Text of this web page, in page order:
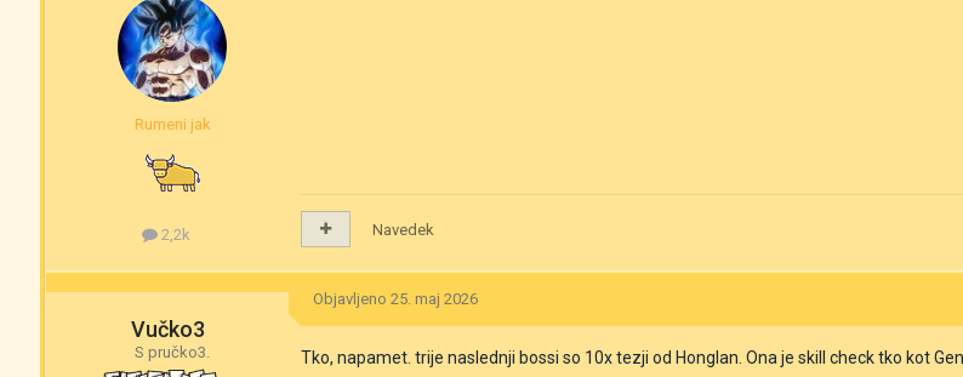
Rumeni jak
2,2k Navedek
Vučko3
S pručko3.
Objavljeno25. maj 2026
Tko, napamet. trije naslednji bossi so 10x tezji od Honglan. Ona je skill check tko kot